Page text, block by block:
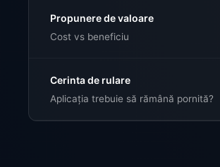
Propunere de valoare
Cost vs beneficiu
Cerinta de rulare
Aplicația trebuie să rămână pornită?